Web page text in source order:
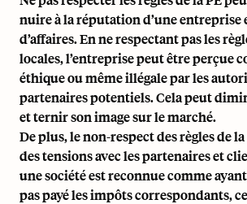
nuire à la réputation d’une entreprise
d’affaires. En ne respectant pas les
locales, l’entreprise peut être perçue
éthique ou même illégale par les
partenaires potentiels. Cela peut
et ternir son image sur le marché.
De plus, le non-respect des règles de
des tensions avec les partenaires et
une société est reconnue comme ayant
pas payé les impôts correspondants,